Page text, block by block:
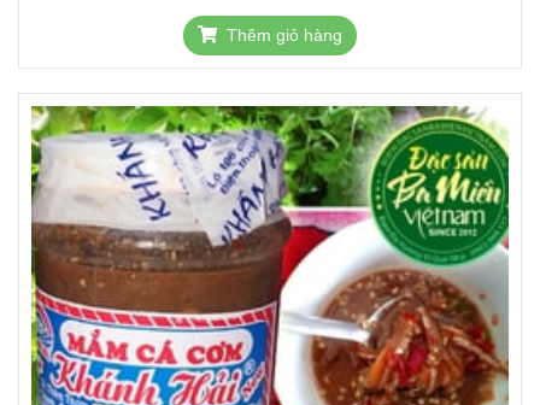
Thêm giỏ hàng